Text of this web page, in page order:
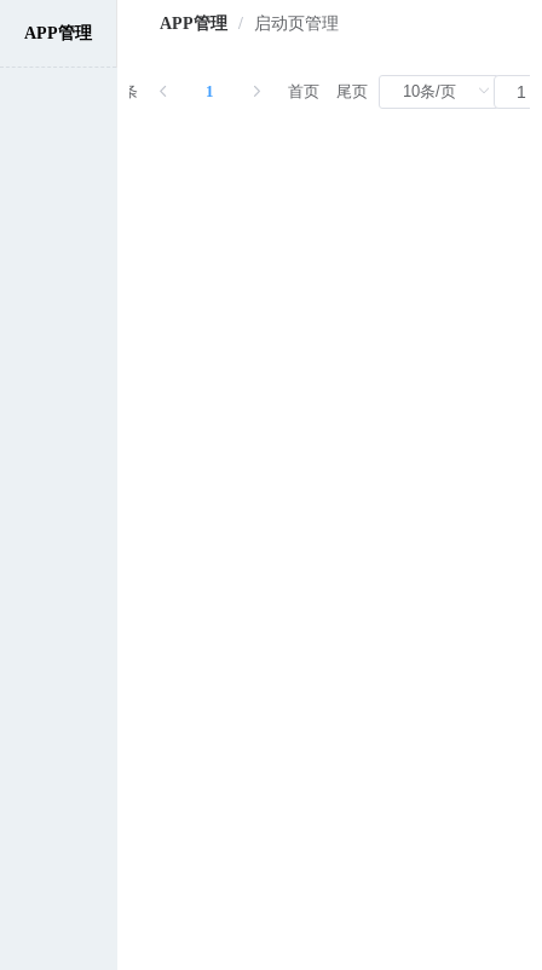
APP管理
APP管理 / 启动页管理
共 0 条 1 首页 尾页 前往